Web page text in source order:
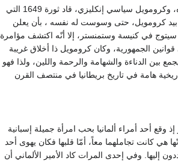
كتبها فيكتور هيجو عندما بلغ الخامسة والعشرين من عمره، وكرومويل سياسي إنكليزي، قاد ثورة 1649 التي
بيد كرومويل، حتى وسوست له نفسه ، بأن يعلن
في كنيسة وستمنستر، إلا أنّه اكتشف مؤامرة
الجمهورية، وكان كرومويل ذا أخلاق غريبة
بين الدناءة والشهامة والرحمة واللين، ولذا فهو
هامة في تاريخ بريطانيا في منتصف القرن
أحد أمراء ألمانيا بحب امرأة جميلة إسبانية
هي كانت تجاملهما معاً، أمّا قلبها فكان يهوى أحد
إليها. وفي إحدى المرات كاد الأمير الألماني أن